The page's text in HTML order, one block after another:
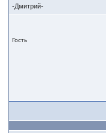
-Дмитрий-
Гость